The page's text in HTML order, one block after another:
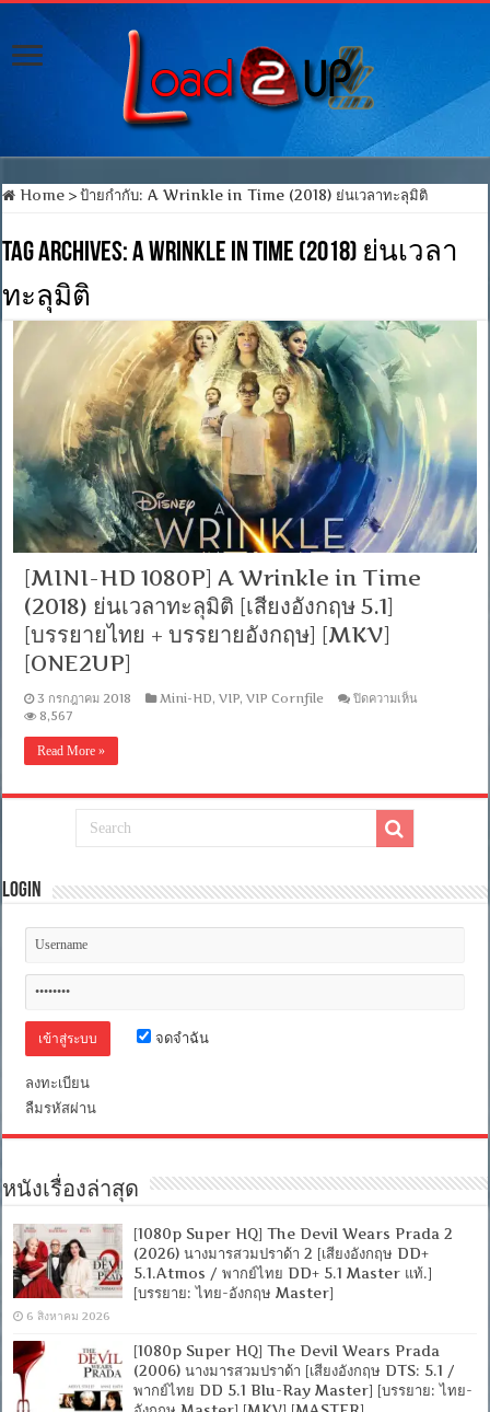
Home > ป้ายกำกับ:A Wrinkle in Time (2018) ย่นเวลาทะลุมิติ
Tag Archives:A Wrinkle in Time (2018) ย่นเวลา
ทะลุมิติ
[MINI-HD 1080P] A Wrinkle in Time
(2018) ย่นเวลาทะลุมิติ [เสียงอังกฤษ 5.1]
[บรรยายไทย + บรรยายอังกฤษ] [MKV]
[ONE2UP]
3 กรกฎาคม 2018 Mini-HD,VIP,VIP Cornfile ปิดความเห็น
in
มิติ
[บรรยาย
8,567
Read More »
Login
จดจำฉัน
ลงทะเบียน
ลืมรหัสผ่าน
หนังเรื่องล่าสุด
[1080p Super HQ] The Devil Wears Prada 2
(2026) นางมารสวมปราด้า 2 [เสียงอังกฤษ DD+
5.1.Atmos / พากย์ไทย DD+ 5.1 Master แท้.]
[บรรยาย: ไทย-อังกฤษ Master]
6 สิงหาคม 2026
[1080p Super HQ] The Devil Wears Prada
(2006) นางมารสวมปราด้า [เสียงอังกฤษ DTS: 5.1 /
พากย์ไทย DD 5.1 Blu-Ray Master] [บรรยาย: ไทย-